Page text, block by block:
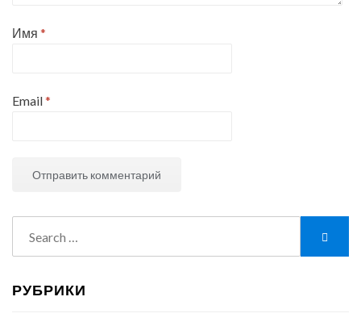
Имя *
Email*
for:
РУБРИКИ